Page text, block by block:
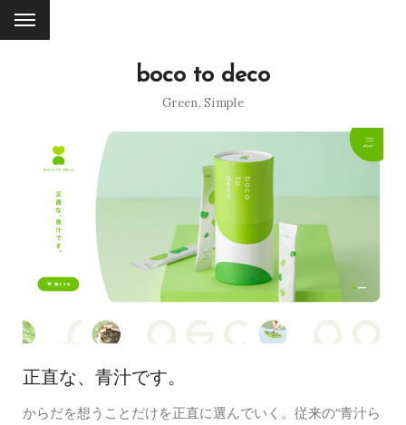
boco to deco
Green,Simple
正直な、青汁です。
からだを想うことだけを正直に選んでいく。従来の“青汁ら